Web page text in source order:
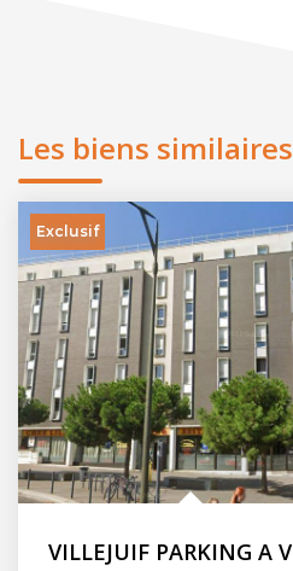
Les biens similaires
Exclusif